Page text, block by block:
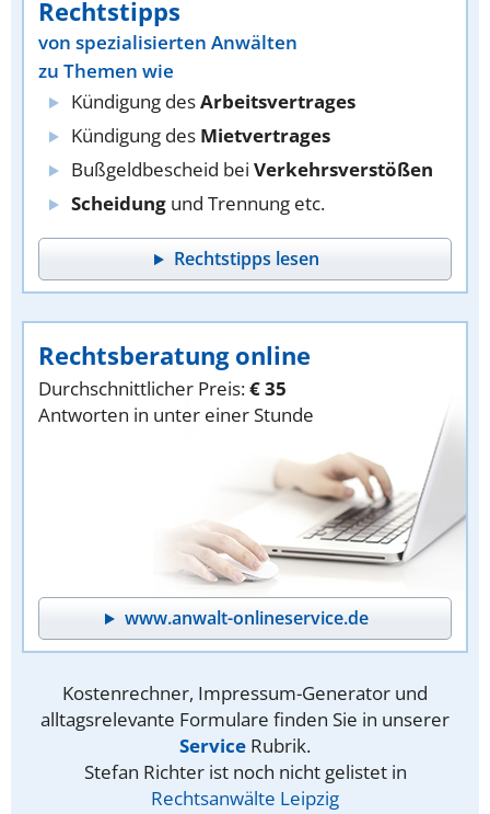
Rechtstipps
von spezialisierten Anwälten
zu Themen wie
Kündigung desArbeitsvertrages
Kündigung des Mietvertrages
Bußgeldbescheid bei Verkehrsverstößen
Scheidung und Trennung etc.
Rechtstipps lesen
Rechtsberatung online
Durchschnittlicher Preis:€ 35
Antworten in unter einer Stunde
www.anwalt-onlineservice.de
Kostenrechner, Impressum-Generator und
alltagsrelevante Formulare finden Sie in unserer
Service Rubrik.
Stefan Richter ist noch nicht gelistet in
Rechtsanwälte Leipzig